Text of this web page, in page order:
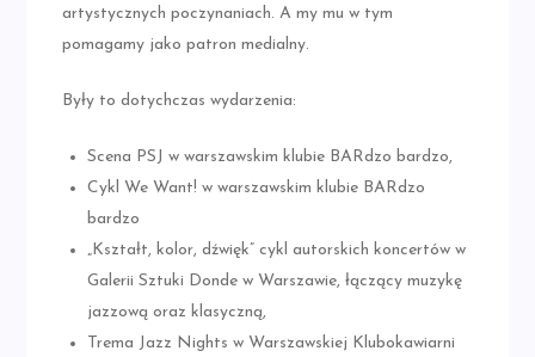
artystycznych poczynaniach. A my mu w tym
pomagamy jako patron medialny.
Były to dotychczas wydarzenia:
Scena PSJ w warszawskim klubie BARdzo bardzo,
Cykl We Want! w warszawskim klubie BARdzo
bardzo
„Kształt, kolor, dźwięk” cykl autorskich koncertów w
Galerii Sztuki Donde w Warszawie, łączący muzykę
jazzową oraz klasyczną,
Trema Jazz Nights w Warszawskiej Klubokawiarni